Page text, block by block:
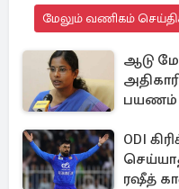
மேலும் வணிகம்
ஆடு
பயணம்
ODI
ரஷீத்